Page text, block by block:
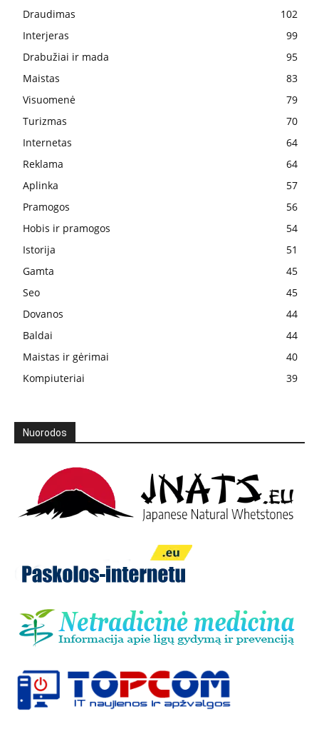
Draudimas
102
Interjeras
99
Drabužiai ir mada
95
Maistas
83
Visuomenė
79
Turizmas
70
Internetas
64
Reklama
64
Aplinka
57
Pramogos
56
Hobis ir pramogos
54
Istorija
51
Gamta
45
Seo
45
Dovanos
44
Baldai
44
Maistas ir gėrimai
40
Kompiuteriai
39
Nuorodos